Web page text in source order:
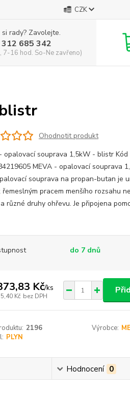
CZK
rady? Zavolejte.
685 342
7-16 hod. So-Ne zavřeno)
Ohodnotit produkt
opalovací souprava 1,5kW - blistr Kód
MEVA - opalovací souprava
souprava na propan-butan je
pracem menšího rozsahu
různé druhy ohřevu. Je připojena
do 7 dnů
Kč/ks
Kč bez DPH
2196 Výrobce:
PLYN
Hodnocení 0